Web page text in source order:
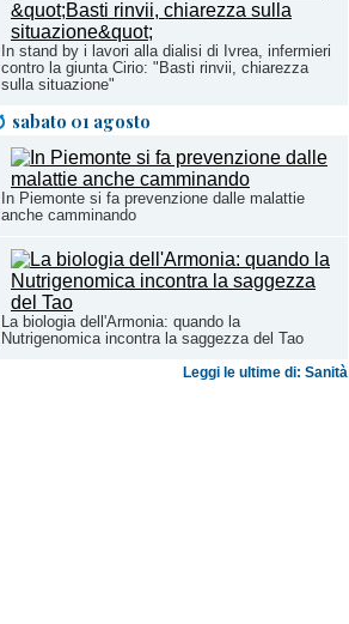
In stand by i lavori alla dialisi di Ivrea, infermieri
contro la giunta Cirio: "Basti rinvii, chiarezza
sulla situazione"
sabato 01 agosto
In Piemonte si fa prevenzione dalle malattie
anche camminando
La biologia dell'Armonia: quando la
Nutrigenomica incontra la saggezza del Tao
Leggi le ultime di: Sanità